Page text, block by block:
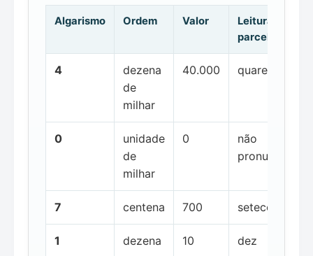
Algarismo Ordem Valor
Leitura da
parcela
4
dezena
de
milhar
40.000 quarenta mil
0
unidade
de
milhar
0
não
pronunciada
7 centena 700 setecentos
1 dezena 10 dez